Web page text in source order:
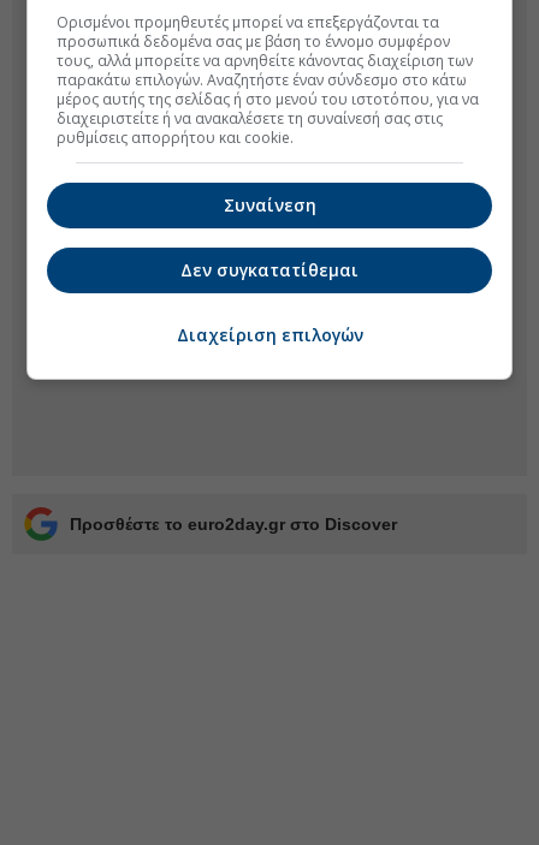
Προσθέστε το euro2day.gr στο Discover
Ορισμένοι προμηθευτές μπορεί να επεξεργάζονται τα
προσωπικά δεδομένα σας με βάση το έννομο συμφέρον
τους, αλλά μπορείτε να αρνηθείτε κάνοντας διαχείριση των
παρακάτω επιλογών. Αναζητήστε έναν σύνδεσμο στο κάτω
μέρος αυτής της σελίδας ή στο μενού του ιστοτόπου, για να
διαχειριστείτε ή να ανακαλέσετε τη συναίνεσή σας στις
ρυθμίσεις απορρήτου και cookie.
Συναίνεση
Δεν συγκατατίθεμαι
Διαχείριση επιλογών